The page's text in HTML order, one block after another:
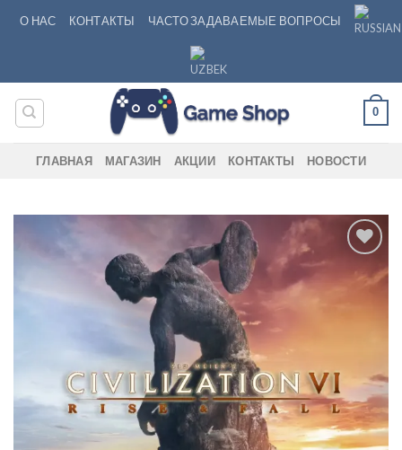
О НАС КОНТАКТЫ ЧАСТО ЗАДАВАЕМЫЕ ВОПРОСЫ
0
ГЛАВНАЯ МАГАЗИН АКЦИИ КОНТАКТЫ НОВОСТИ
Add to
wishlist